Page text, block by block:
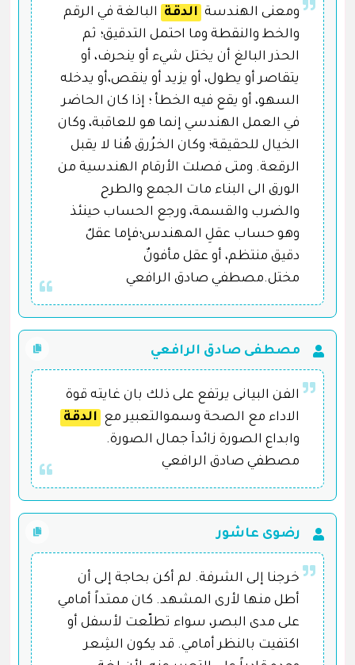
ومعنى الهندسة الدقة
البالغة في الرقم
والخط والنقطة وما احتمل التدقيق؛ ثم
الحذر البالغ أن يختل شيء أو ينحرف، أو
يتقاصر أو يطول، أو يزيد أو ينقص،أو يدخله
السهو، أو يقع فيه الخطأ ؛ إذا كان الحاضر
في العمل الهندسي إنما هو للعاقبة، وكان
الخيال للحقيقة؛ وكان الخرُرق هُنا لا يقبل
الرقعة. ومتى فصلت الأرقام الهندسية من
الورق الى البناء مات الجمع والطرح
والضرب والقسمة، ورجع الحساب حينئذ
وهو حساب عقلِ المهندس؛فإما عقلٌ
دقيق منتظم، أو عقل مأفونٌ
مختل.مصطفي صادق الرافعي
مصطفى صادق الرافعي
الفن البيانى يرتفع على ذلك بان غايته قوة
الاداء مع الصحة وسموالتعبير مع
الدقة
وابداع الصورة زائدآ جمال الصورة.
مصطفي صادق الرافعي
رضوى عاشور
خرجنا إلى الشرفة. لم أكن بحاجة إلى أن
أطل منها لأرى المشهد. كان ممتداً أمامي
على مدى البصر، سواء تطلّعت لأسفل أو
اكتفيت بالنظر أمامي. قد يكون الشِعر